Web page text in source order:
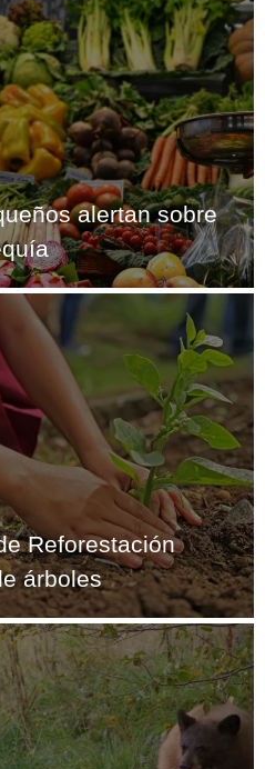
alertan sobre
Reforestación
árboles